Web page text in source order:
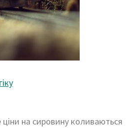
ціни на сировину коливаються